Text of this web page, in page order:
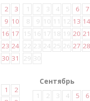
2
3
9 10
16 17
23 24
30 31
1
2 3 4 5 6
7
8
9 10 11 12 13 14
15 16 17 18 19 20 21
22 23 24 25 26 27 28
29 30
1
2
Сентябрь
1
2 3 4 5
6